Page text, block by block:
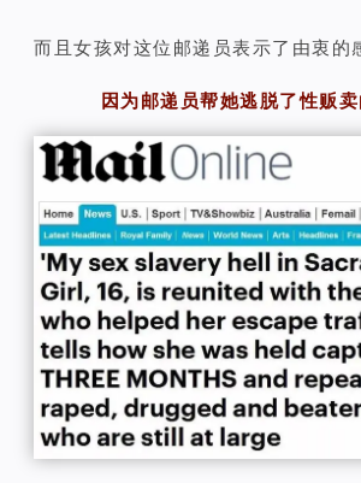
而且女孩对这位邮递员表示了由衷的
因为邮递员帮她逃脱了性贩卖